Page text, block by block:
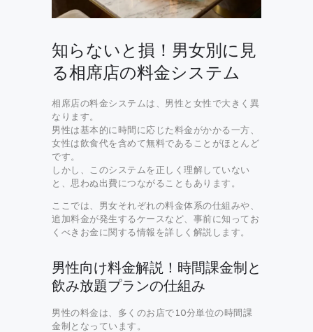
知らないと損！男女別に見
る相席店の料金システム
相席店の料金システムは、男性と女性で大きく異
なります。
男性は基本的に時間に応じた料金がかかる一方、
女性は飲食代を含めて無料であることがほとんど
です。
しかし、このシステムを正しく理解していない
と、思わぬ出費につながることもあります。
ここでは、男女それぞれの料金体系の仕組みや、
追加料金が発生するケースなど、事前に知ってお
くべきお金に関する情報を詳しく解説します。
男性向け料金解説！時間課金制と
飲み放題プランの仕組み
男性の料金は、多くのお店で10分単位の時間課
金制となっています。